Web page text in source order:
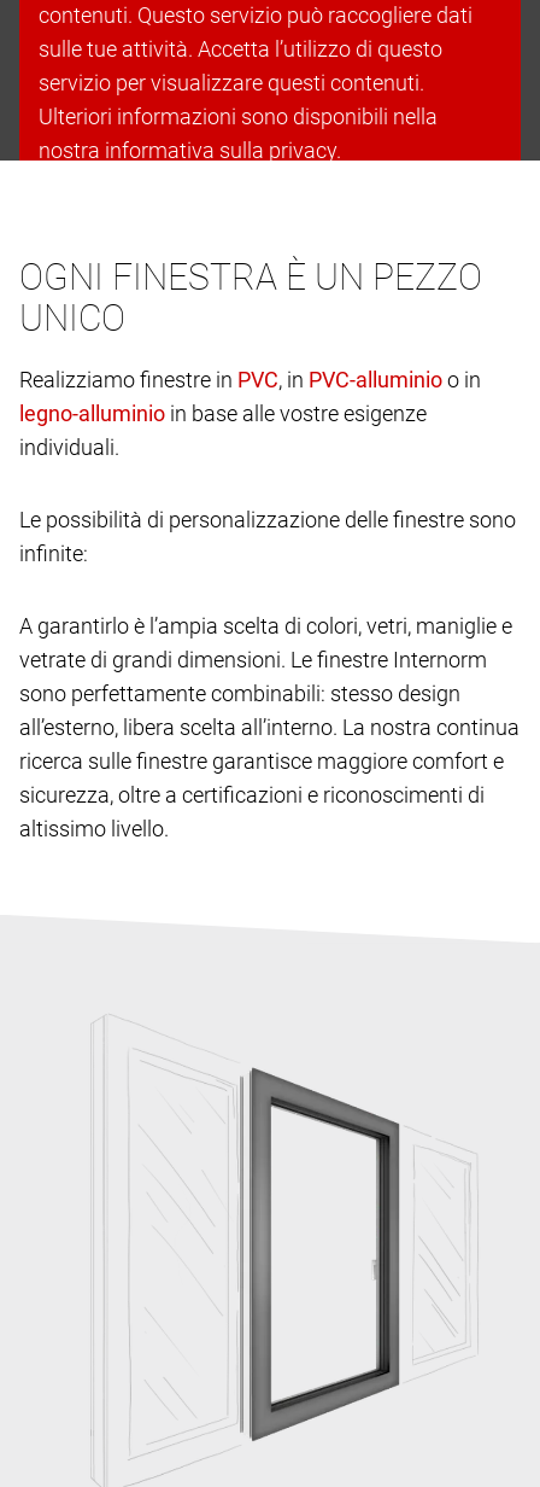
contenuti. Questo servizio può raccogliere dati
sulle tue attività. Accetta l’utilizzo di questo
servizio per visualizzare questi contenuti.
Ulteriori informazioni sono disponibili nella
nostra informativa sulla privacy.
OGNI FINESTRA È UN PEZZO
UNICO
Realizziamo finestre in , in
o in
in base alle vostre esigenze
individuali.
Le possibilità di personalizzazione delle finestre sono
infinite:
A garantirlo è l’ampia scelta di colori, vetri, maniglie e
vetrate di grandi dimensioni. Le finestre Internorm
sono perfettamente combinabili: stesso design
all’esterno, libera scelta all’interno. La nostra continua
ricerca sulle finestre garantisce maggiore comfort e
sicurezza, oltre a certificazioni e riconoscimenti di
altissimo livello.